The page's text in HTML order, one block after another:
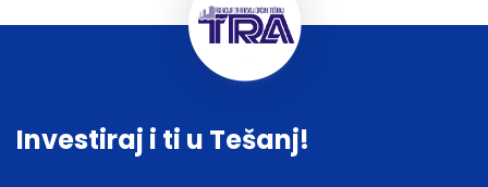
Investiraj i ti u Tešanj!